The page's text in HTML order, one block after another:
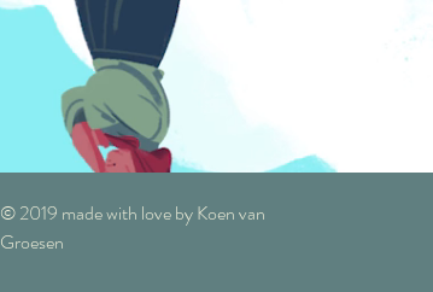
© 2019 made with love by Koen van
Groesen